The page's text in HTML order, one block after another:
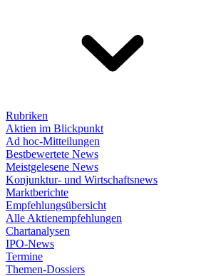
Rubriken
Aktien im Blickpunkt
Ad hoc-Mitteilungen
Bestbewertete News
Meistgelesene News
Konjunktur- und Wirtschaftsnews
Marktberichte
Empfehlungsübersicht
Alle Aktienempfehlungen
Chartanalysen
IPO-News
Termine
Themen-Dossiers